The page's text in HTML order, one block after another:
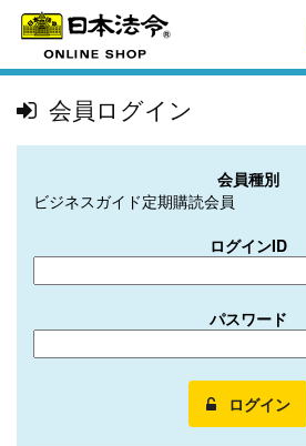
会員ログイン
会員種別
ビジネスガイド定期購読会員
ログインID
パスワード
ログイン